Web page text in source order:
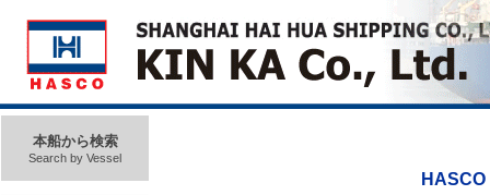
本船から検索
Search by Vessel